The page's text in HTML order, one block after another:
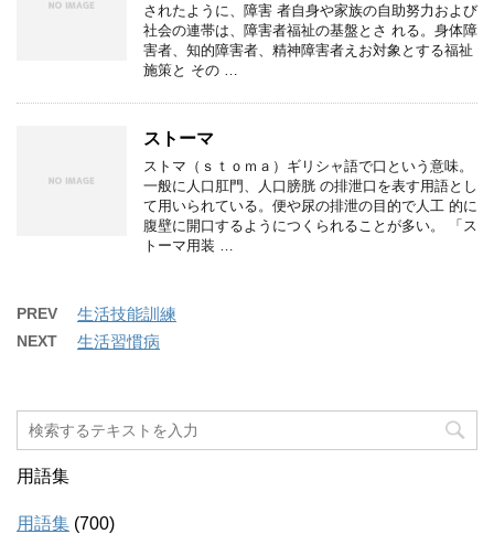
されたように、障害 者自身や家族の自助努力および
社会の連帯は、障害者福祉の基盤とさ れる。身体障
害者、知的障害者、精神障害者えお対象とする福祉
施策と その …
ストーマ
ストマ（ｓｔｏｍａ）ギリシャ語で口という意味。
一般に人口肛門、人口膀胱 の排泄口を表す用語とし
て用いられている。便や尿の排泄の目的で人工 的に
腹壁に開口するようにつくられることが多い。 「ス
トーマ用装 …
PREV 生活技能訓練
NEXT 生活習慣病
用語集
用語集 (700)